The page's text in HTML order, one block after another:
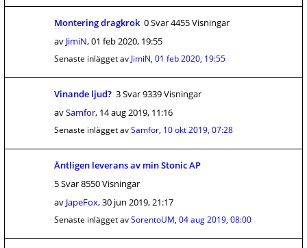
Montering dragkrok 0 Svar 4455 Visningar
av JimiN,01 feb 2020, 19:55
Senaste inlägget av JimiN, 01 feb 2020, 19:55
Vinande ljud? 3 Svar 9339 Visningar
avSamfor, 14 aug 2019, 11:16
Senaste inlägget avSamfor, 10 okt 2019, 07:28
Äntligen leverans av min Stonic AP
5 Svar 8550 Visningar
av JapeFox,30 jun 2019, 21:17
Senaste inlägget avSorentoUM, 04 aug 2019, 08:00